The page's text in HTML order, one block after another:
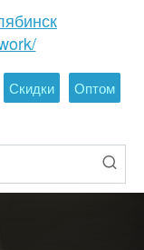
Скидки
Оптом